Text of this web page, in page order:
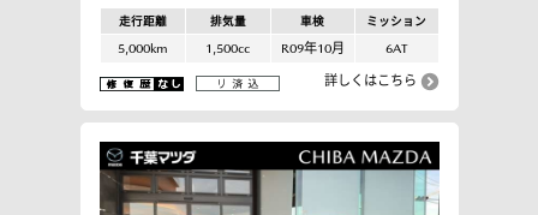
走行距離 排気量 車検 ミッション
5,000km 1,500cc R09年10月 6AT
詳しくはこちら